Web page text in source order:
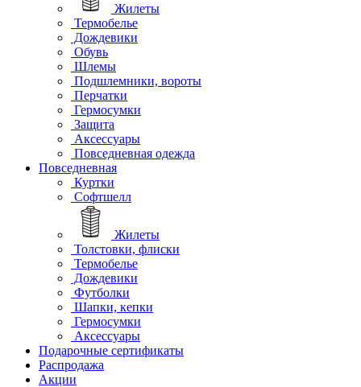
Жилеты
Термобелье
Дождевики
Обувь
Шлемы
Подшлемники, вороты
Перчатки
Гермосумки
Защита
Аксессуары
Повседневная одежда
Повседневная
Куртки
Софтшелл
Жилеты
Толстовки, флиски
Термобелье
Дождевики
Футболки
Шапки, кепки
Гермосумки
Аксессуары
Подарочные сертификаты
Распродажа
Акции